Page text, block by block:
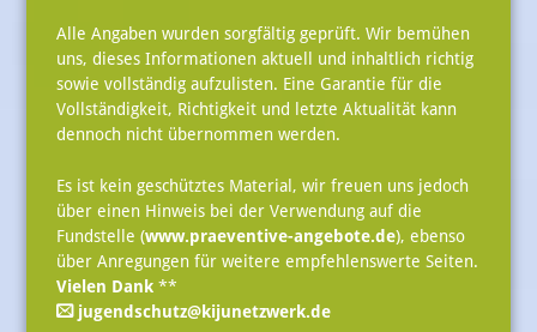
Alle Angaben wurden sorgfältig geprüft. Wir bemühen
uns, dieses Informationen aktuell und inhaltlich richtig
sowie vollständig aufzulisten. Eine Garantie für die
Vollständigkeit, Richtigkeit und letzte Aktualität kann
dennoch nicht übernommen werden.
Es ist kein geschütztes Material, wir freuen uns jedoch
über einen Hinweis bei der Verwendung auf die
Fundstelle (www.praeventive-angebote.de), ebenso
über Anregungen für weitere empfehlenswerte Seiten.
Vielen Dank**
jugendschutz@kijunetzwerk.de